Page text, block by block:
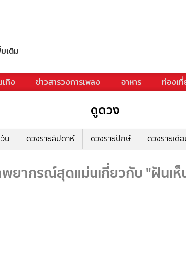
เติม
ทิง ข่าวสารวงการเพลง อาหาร ท่องเ
ดูดวง
น ดวงรายสัปดาห์ ดวงรายปักษ์ ดวงรายเดื
ยากรณ์สุดแม่นเกี่ยวกับ "ฝันเ